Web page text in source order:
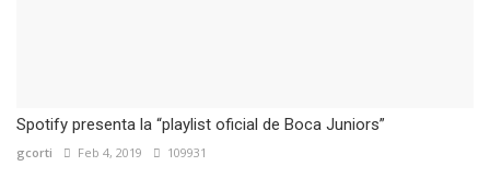
Spotify presenta la “playlist oficial de Boca Juniors”
gcorti Feb 4, 2019 109931